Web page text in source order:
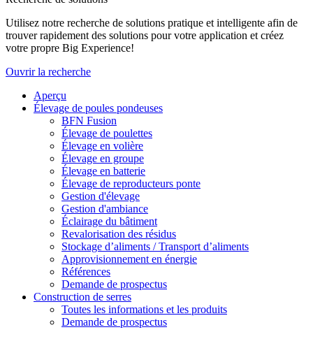
Utilisez notre recherche de solutions pratique et intelligente afin de
trouver rapidement des solutions pour votre application et créez
votre propre Big Experience!
Ouvrir la recherche
Aperçu
Élevage de poules pondeuses
BFN Fusion
Élevage de poulettes
Élevage en volière
Élevage en groupe
Élevage en batterie
Élevage de reproducteurs ponte
Gestion d'élevage
Gestion d'ambiance
Éclairage du bâtiment
Revalorisation des résidus
Stockage d’aliments / Transport d’aliments
Approvisionnement en énergie
Références
Demande de prospectus
Construction de serres
Toutes les informations et les produits
Demande de prospectus